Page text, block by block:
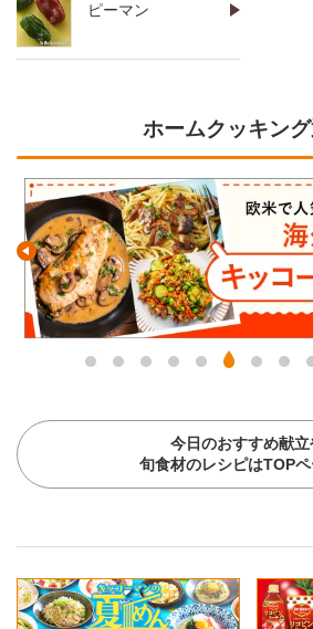
ピーマン
ホームクッキン
今日のおすすめ献立
旬食材のレシピはTOP